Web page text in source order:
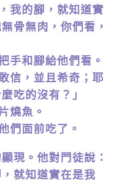
我的腳，就知道實
骨無肉，你們看，
和腳給他們看。
信，並且希奇；耶
吃的沒有？」
燒魚。
面前吃了。
。他對門徒說：
就知道實在是我